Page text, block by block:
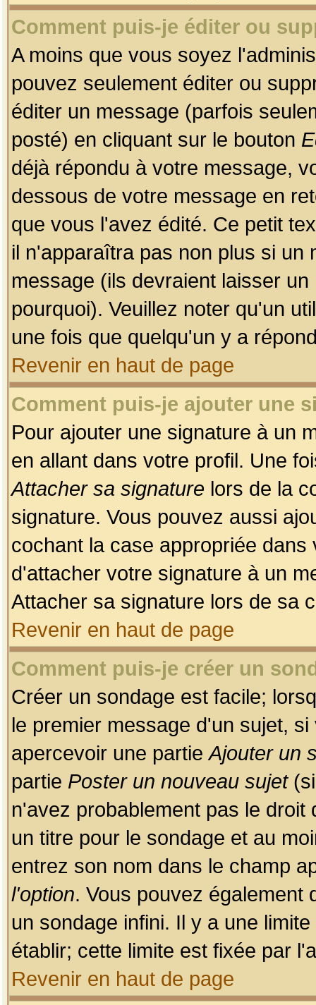
Comment puis-je éditer ou
A moins que vous soyez
pouvez seulement éditer ou
éditer un message (parfois
posté) en cliquant sur le bouton
déjà répondu à votre message,
dessous de votre message en
que vous l'avez édité. Ce petit
il n'apparaîtra pas non plus si un
message (ils devraient laisser
pourquoi). Veuillez noter qu'un
une fois que quelqu'un y a
Revenir en haut de page
Comment puis-je ajouter une
Pour ajouter une signature à un
en allant dans votre profil. Une
Attacher sa signature lors de la
signature. Vous pouvez aussi
cochant la case appropriée
d'attacher votre signature à un
Attacher sa signature lors de sa
Revenir en haut de page
Comment puis-je créer un
Créer un sondage est facile;
le premier message d'un sujet,
apercevoir une partieAjouter un
partie Poster un nouveau sujet(si
n'avez probablement pas le
un titre pour le sondage et au
entrez son nom dans le champ
l'option. Vous pouvez également
un sondage infini. Il y a une
établir; cette limite est fixée par
Revenir en haut de page